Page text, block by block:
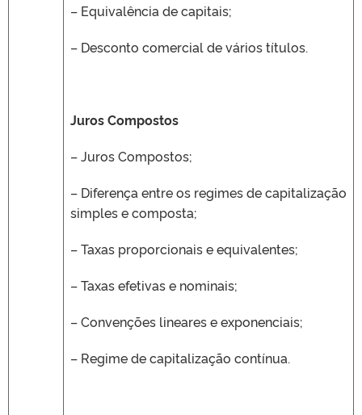
– Equivalência de capitais;
– Desconto comercial de vários títulos.
Juros Compostos
– Juros Compostos;
– Diferença entre os regimes de capitalização
simples e composta;
– Taxas proporcionais e equivalentes;
– Taxas efetivas e nominais;
– Convenções lineares e exponenciais;
– Regime de capitalização contínua.